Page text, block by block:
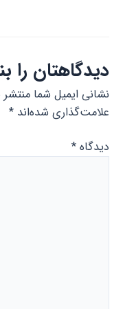
دیدگاهتان را
نشانی ایمیل شما
علامت‌گذاری شده‌اند *
دیدگاه*